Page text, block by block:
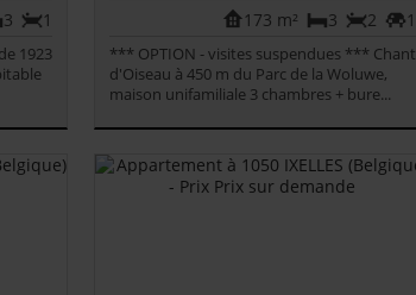
1
3
1923
1
2
3
173 m²
*** OPTION - visites suspendues *** Chant
d'Oiseau à 450 m du Parc de la Woluwe,
maison unifamiliale 3 chambres + bure...